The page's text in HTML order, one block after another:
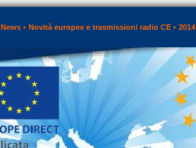
News Novità europee e trasmissioni radio CE 2014